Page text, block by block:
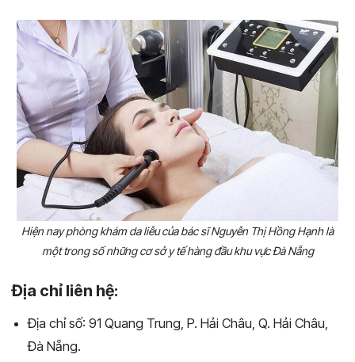
Hiện nay phòng khám da liễu của bác sĩ Nguyễn Thị Hồng Hạnh là
một trong số những cơ sở y tế hàng đầu khu vực Đà Nẵng
Địa chỉ liên hệ:
Địa chỉ số: 91 Quang Trung, P. Hải Châu, Q. Hải Châu,
Đà Nẵng.